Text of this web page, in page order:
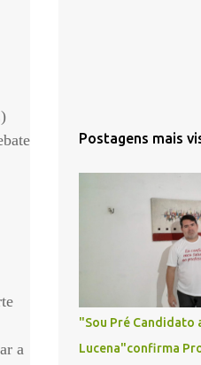
a
Postagens mais
"Sou Pré Candidato
Lucena"confirma